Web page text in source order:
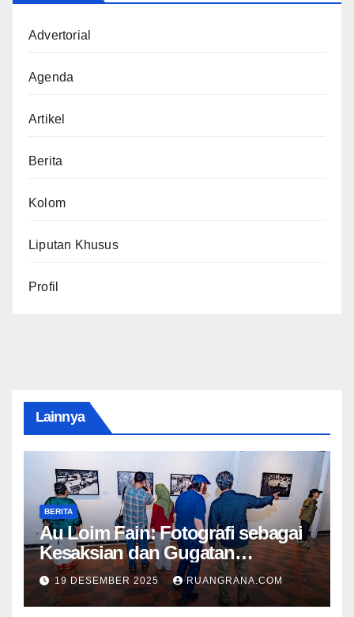
Advertorial
Agenda
Artikel
Berita
Kolom
Liputan Khusus
Profil
Lainnya
BERITA
Au Loim Fain: Fotografi sebagai
Kesaksian dan Gugatan
Kemanusiaan
19 DESEMBER 2025 RUANGRANA.COM